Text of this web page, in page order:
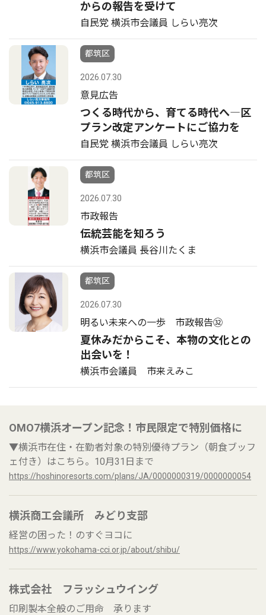
からの報告を受けて
自民党 横浜市会議員 しらい亮次
都筑区
2026.07.30
意見広告
つくる時代から、育てる時代へ―区
プラン改定アンケートにご協力を
自民党 横浜市会議員 しらい亮次
都筑区
2026.07.30
市政報告
伝統芸能を知ろう
横浜市会議員 長谷川たくま
都筑区
2026.07.30
明るい未来への一歩 市政報告㉜
夏休みだからこそ、本物の文化との
出会いを！
横浜市会議員 市来えみこ
OMO7横浜オープン記念！市民限定で特別価格に
▼横浜市在住・在勤者対象の特別優待プラン（朝食ブッフ
ェ付き）はこちら。10月31日まで
https://hoshinoresorts.com/plans/JA/0000000319/0000000054
横浜商工会議所 みどり支部
経営の困った！のすぐヨコに
https://www.yokohama-cci.or.jp/about/shibu/
株式会社 フラッシュウイング
印刷製本全般のご用命 承ります